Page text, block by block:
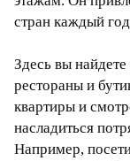
стран каждый
Здесь вы
рестораны и
квартиры и
насладиться
Например,